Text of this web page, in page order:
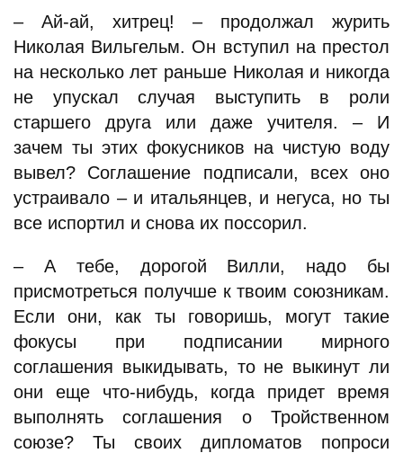
– Ай-ай, хитрец! – продолжал журить
Николая Вильгельм. Он вступил на престол
на несколько лет раньше Николая и никогда
не упускал случая выступить в роли
старшего друга или даже учителя. – И
зачем ты этих фокусников на чистую воду
вывел? Соглашение подписали, всех оно
устраивало – и итальянцев, и негуса, но ты
все испортил и снова их поссорил.
– А тебе, дорогой Вилли, надо бы
присмотреться получше к твоим союзникам.
Если они, как ты говоришь, могут такие
фокусы при подписании мирного
соглашения выкидывать, то не выкинут ли
они еще что-нибудь, когда придет время
выполнять соглашения о Тройственном
союзе? Ты своих дипломатов попроси